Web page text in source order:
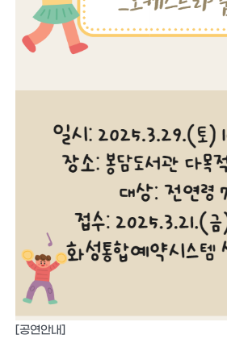
[공연안내]